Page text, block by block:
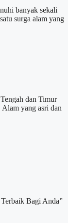
banyak sekali
surga alam yang
dan Timur
Alam yang asri dan
Bagi Anda”